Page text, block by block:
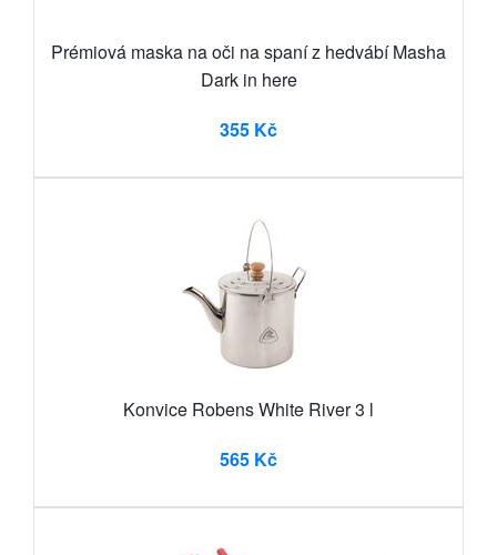
Prémiová maska na oči na spaní z hedvábí Masha
Dark in here
355 Kč
Konvice Robens White River 3 l
565 Kč